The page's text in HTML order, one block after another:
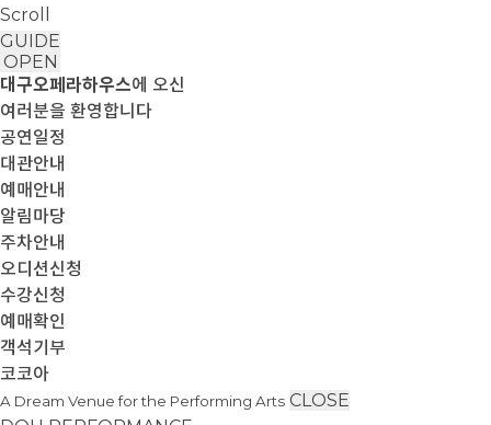
Scroll
GUIDE
OPEN
대구오페라하우스에 오신
여러분을 환영합니다
공연일정
대관안내
예매안내
알림마당
주차안내
오디션신청
수강신청
예매확인
객석기부
코코아
A Dream Venue for the Performing Arts CLOSE